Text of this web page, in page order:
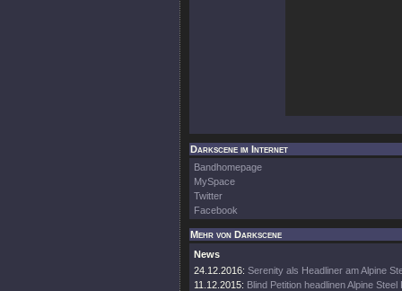
Darkscene im Internet
Bandhomepage
MySpace
Twitter
Facebook
Mehr von Darkscene
News
24.12.2016: Serenity als Headliner am Alpine
11.12.2015: Blind Petition headlinen Alpine Steel